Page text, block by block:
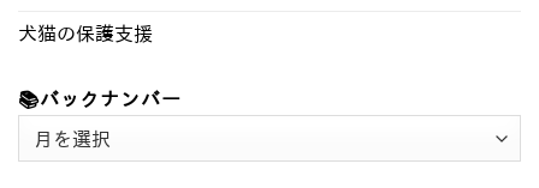
犬猫の保護支援
📚バックナンバー